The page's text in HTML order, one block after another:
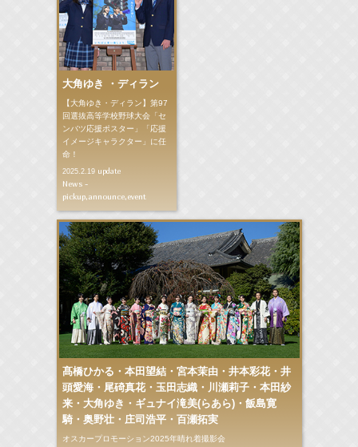
大角ゆき ・ディラン
【大角ゆき・ディラン】第97
回選抜高等学校野球大会「セ
ンバツ応援ポスター」「応援
イメージキャラクター」に任
命！
2025.2.19update
News -
pickup,announce,event
髙橋ひかる・本田望結・宮本茉由・井本彩花・井
頭愛海・尾碕真花・玉田志織・川瀬莉子・本田紗
来・大角ゆき・ギュナイ滝美(らあら)・飯島寛
騎・奥野壮・庄司浩平・百瀬拓実
オスカープロモーション2025年晴れ着撮影会